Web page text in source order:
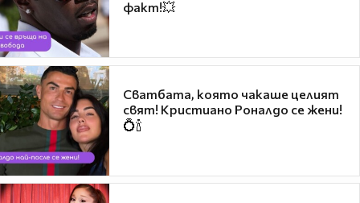
факт!💥
Сватбата, която чакаше целият
свят! Кристиано Роналдо се жени!
💍🍾